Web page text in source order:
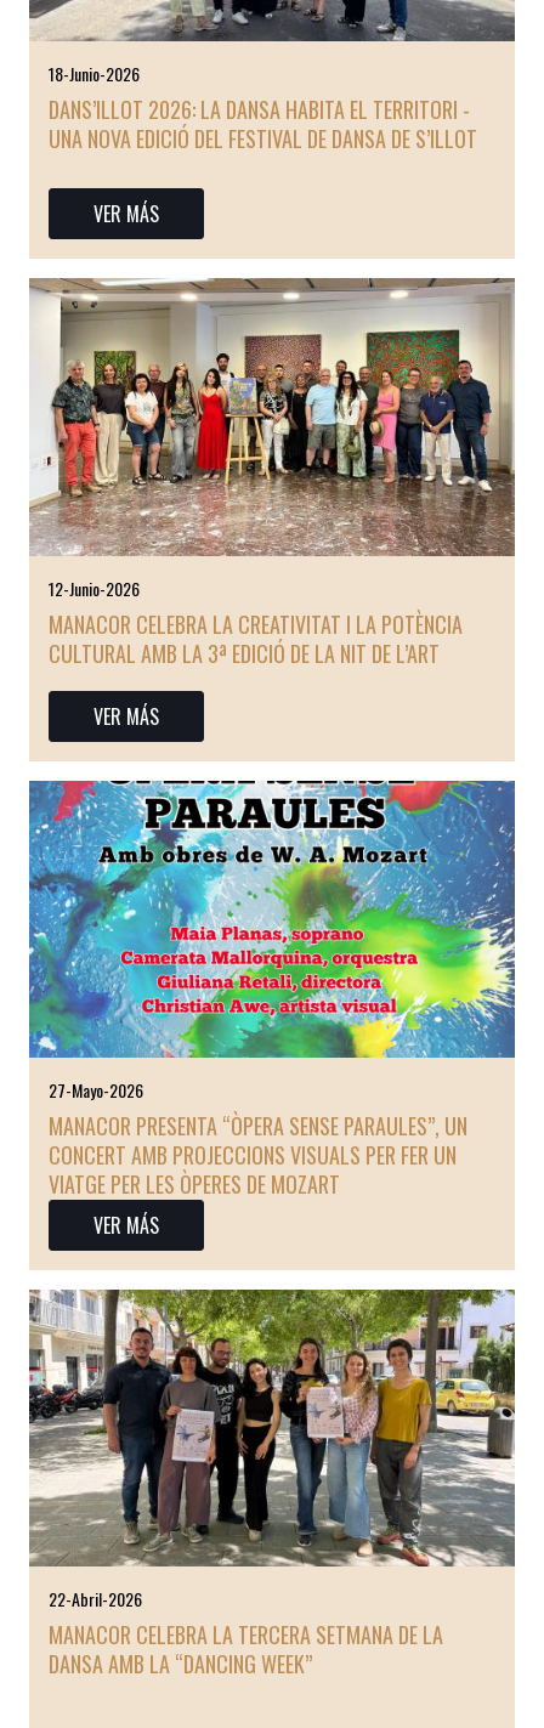
18-Junio-2026
DANS’ILLOT 2026: LA DANSA HABITA EL TERRITORI -
UNA NOVA EDICIÓ DEL FESTIVAL DE DANSA DE S’ILLOT
VER MÁS
12-Junio-2026
MANACOR CELEBRA LA CREATIVITAT I LA POTÈNCIA
CULTURAL AMB LA 3ª EDICIÓ DE LA NIT DE L’ART
VER MÁS
27-Mayo-2026
MANACOR PRESENTA “ÒPERA SENSE PARAULES”, UN
CONCERT AMB PROJECCIONS VISUALS PER FER UN
VIATGE PER LES ÒPERES DE MOZART
VER MÁS
22-Abril-2026
MANACOR CELEBRA LA TERCERA SETMANA DE LA
DANSA AMB LA “DANCING WEEK”